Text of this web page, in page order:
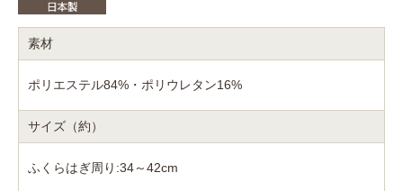
素材
ポリエステル84%・ポリウレタン16%
サイズ（約）
ふくらはぎ周り:34～42cm